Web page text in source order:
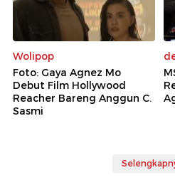
Wolipop
Foto: Gaya Agnez Mo
Debut Film Hollywood
Reacher Bareng Anggun C.
Sasmi